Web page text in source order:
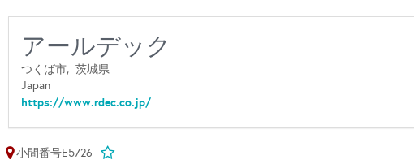
アールデック
つくば市, 茨城県
Japan
https://www.rdec.co.jp/
小間番号E5726